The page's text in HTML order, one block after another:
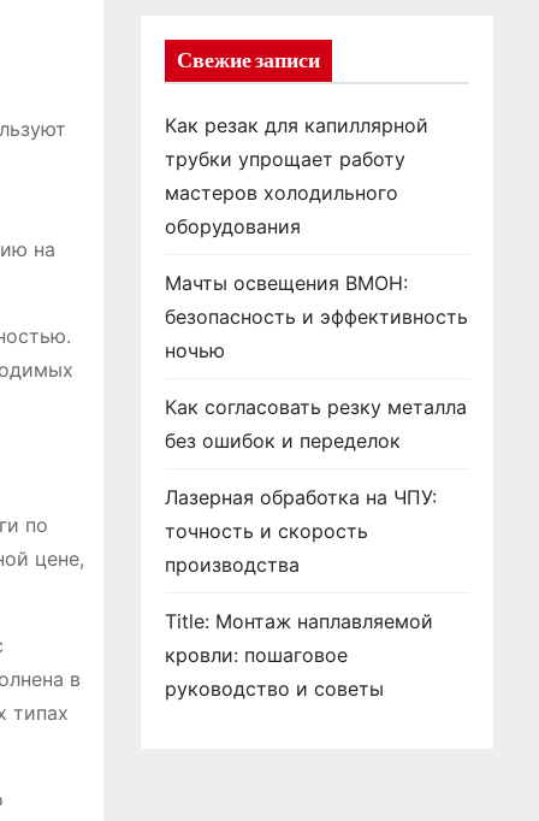
на
по
цене,
в
типах
Свежие записи
Как резак для капиллярной
трубки упрощает работу
мастеров холодильного
оборудования
Мачты освещения ВМОН:
безопасность и эффективность
ночью
Как согласовать резку металла
без ошибок и переделок
Лазерная обработка на ЧПУ:
точность и скорость
производства
Title: Монтаж наплавляемой
кровли: пошаговое
руководство и советы